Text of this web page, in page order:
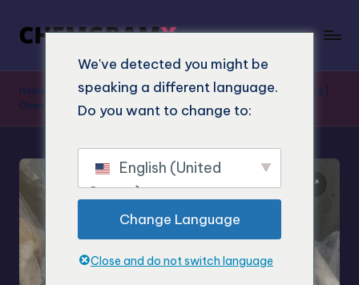
Home Shop»BK-MAPB kaufen: Online Bestellung für Forschung |
ChemGramX
We've detected you might be
speaking a different language.
Do you want to change to:
English (United
States)
Change Language
Close and do not switch language